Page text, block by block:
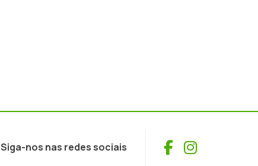
Siga-nos nas redes sociais Facebook
Instagram